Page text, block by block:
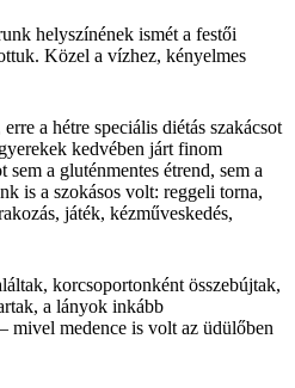
helyszínének ismét a festői
Közel a vízhez, kényelmes
a hétre speciális diétás szakácsot
kedvében járt finom
a gluténmentes étrend, sem a
is a szokásos volt: reggeli torna,
játék, kézműveskedés,
korcsoportonként összebújtak,
a lányok inkább
mivel medence is volt az üdülőben